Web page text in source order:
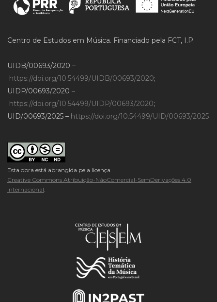
Centro de Estudos em Música. Financiado pela FCT, I.P.
UIDB/00693/2020 –
https://doi.org/10.54499/UIDB/00693/2020;
UIDP/00693/2020 –
https://doi.org/10.54499/UIDP/00693/2020;
UID/00693/2025 – https://doi.org/10.54499/UID/00693/2025
Esta obra está abrangida pela licença
Creative Commons Atribuição-NãoComercial-SemDerivações 4.0
Internacional